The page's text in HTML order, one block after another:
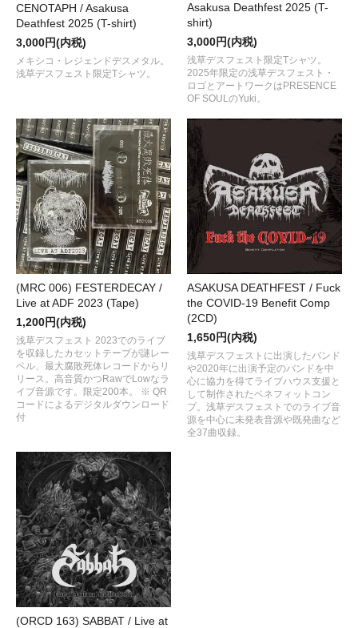
CENOTAPH / Asakusa
Deathfest 2025 (T-shirt)
3,000円(内税)
メキシコ・レジェンドデスメタル。
浅草デスフェスト限定Tシャツ。
Asakusa Deathfest 2025 (T-
shirt)
3,000円(内税)
浅草デスフェスト限定Tシャツ。
2025年限定の浅草デスフェスト・
ロゴとアートワークはPRESENCE
OF SOULのYuki。
(MRC 006) FESTERDECAY /
Live at ADF 2023 (Tape)
1,200円(内税)
浅草デスフェスト 2023でのライブ
を収録したカセットテープが謎レー
ベル、最大腐敗死体レコードからリ
リース。高音質かつRawでLowなラ
イブ音源です。限定200本。 ※ QR
コードによるデジタルダウンロード
付
ASAKUSA DEATHFEST / Fuck
the COVID-19 Benefit Comp
(2CD)
1,650円(内税)
浅草デスフェストに出演したバンド
や2020年に出演予定のバンドを中
心に協力を得てライブハウス支援と
して制作されたベネフィットコン
プ。浅草デスフェストでのライブ音
源を中心に未発表音源や既発曲など
全37曲収録。
(ORCD 163) SABBAT / Live at